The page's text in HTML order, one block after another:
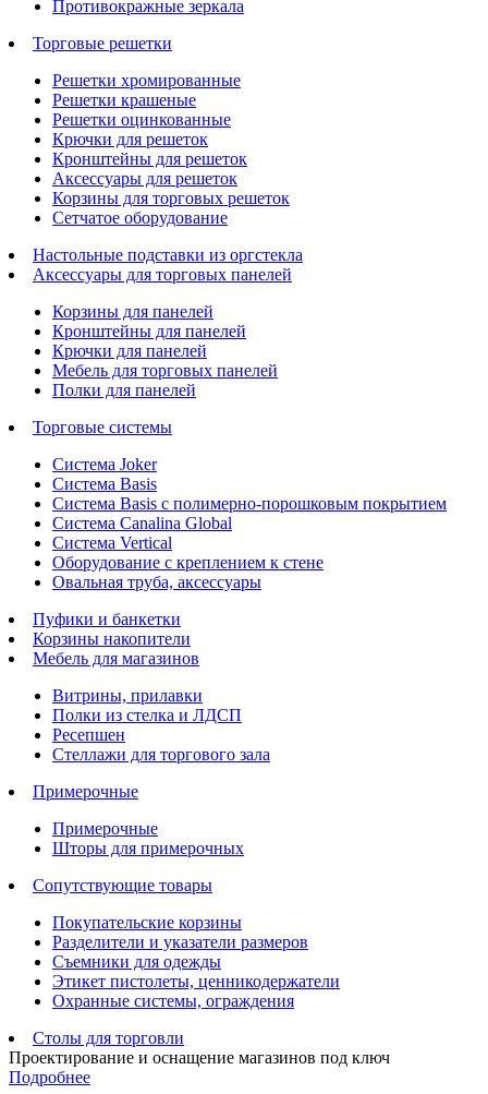
Противокражные зеркала
Торговые решетки
Решетки хромированные
Решетки крашеные
Решетки оцинкованные
Крючки для решеток
Кронштейны для решеток
Аксессуары для решеток
Корзины для торговых решеток
Сетчатое оборудование
Настольные подставки из оргстекла
Аксессуары для торговых панелей
Корзины для панелей
Кронштейны для панелей
Крючки для панелей
Мебель для торговых панелей
Полки для панелей
Торговые системы
Система Joker
Система Basis
Система Basis с полимерно-порошковым покрытием
Система Canalina Global
Система Vertical
Оборудование с креплением к стене
Овальная труба, аксессуары
Пуфики и банкетки
Корзины накопители
Мебель для магазинов
Витрины, прилавки
Полки из стелка и ЛДСП
Ресепшен
Стеллажи для торгового зала
Примерочные
Примерочные
Шторы для примерочных
Сопутствующие товары
Покупательские корзины
Разделители и указатели размеров
Съемники для одежды
Этикет пистолеты, ценникодержатели
Охранные системы, ограждения
Столы для торговли
Проектирование и оснащение магазинов под ключ
Подробнее